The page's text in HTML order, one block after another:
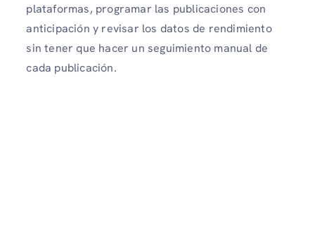
plataformas, programar las publicaciones con
anticipación y revisar los datos de rendimiento
sin tener que hacer un seguimiento manual de
cada publicación.